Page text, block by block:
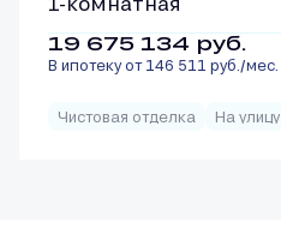
19 675 134 руб.
В ипотеку от 146 511 руб./мес.
Чистовая отделка На улицу